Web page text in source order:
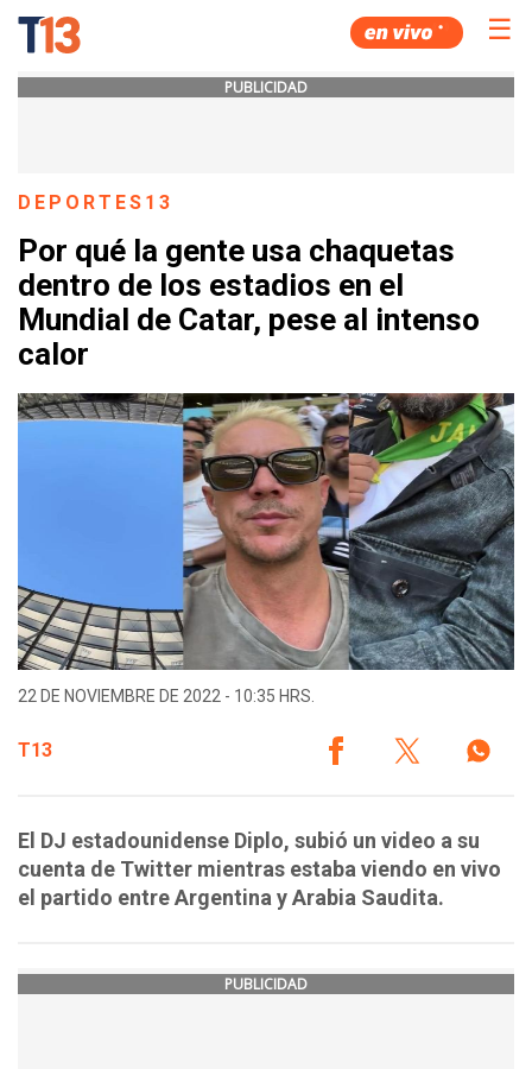
☰
PUBLICIDAD
DEPORTES13
Por qué la gente usa chaquetas
dentro de los estadios en el
Mundial de Catar, pese al intenso
calor
22 DE NOVIEMBRE DE 2022 - 10:35 HRS.
T13
El DJ estadounidense Diplo, subió un video a su
cuenta de Twitter mientras estaba viendo en vivo
el partido entre Argentina y Arabia Saudita.
PUBLICIDAD